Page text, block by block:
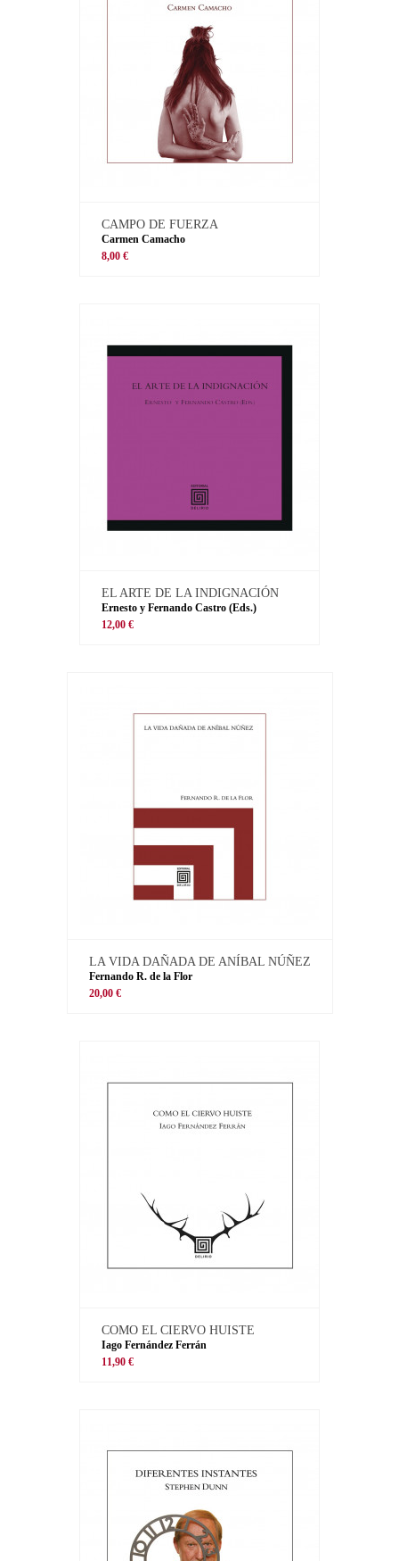
CAMPO DE FUERZA
Carmen Camacho
8,00 €
EL ARTE DE LA INDIGNACIÓN
Ernesto y Fernando Castro (Eds.)
12,00 €
LA VIDA DAÑADA DE ANÍBAL NÚÑEZ
Fernando R. de la Flor
20,00 €
COMO EL CIERVO HUISTE
Iago Fernández Ferrán
11,90 €